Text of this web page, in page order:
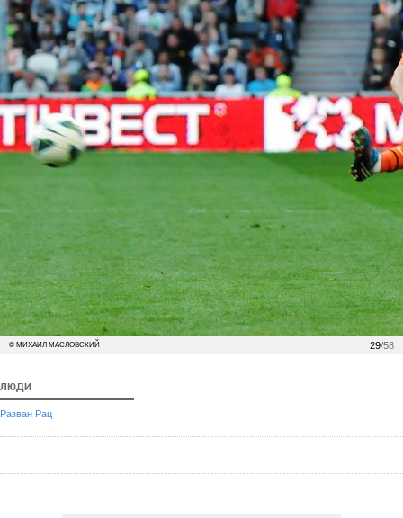
29/58
© МИХАИЛ МАСЛОВСКИЙ
ЛЮДИ
Разван Рац